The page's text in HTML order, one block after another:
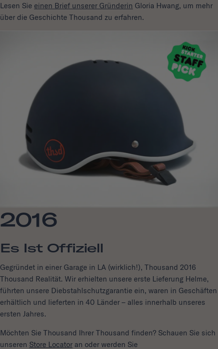
Lesen Sie einen Brief unserer Gründerin Gloria Hwang, um mehr
über die Geschichte Thousand zu erfahren.
2016
Es Ist Offiziell
Gegründet in einer Garage in LA (wirklich!), Thousand 2016
Thousand Realität. Wir erhielten unsere erste Lieferung Helme,
führten unsere Diebstahlschutzgarantie ein, waren in Geschäften
erhältlich und lieferten in 40 Länder – alles innerhalb unseres
ersten Jahres.
Möchten Sie Thousand Ihrer Thousand finden? Schauen Sie sich
unseren Store Locator an oder werden Sie